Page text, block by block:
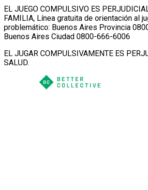
EL JUEGO COMPULSIVO ES
FAMILIA, Línea gratuita de orientación al
problemático: Buenos Aires Provincia
Buenos Aires Ciudad 0800-666-6006
EL JUGAR COMPULSIVAMENTE ES
SALUD.